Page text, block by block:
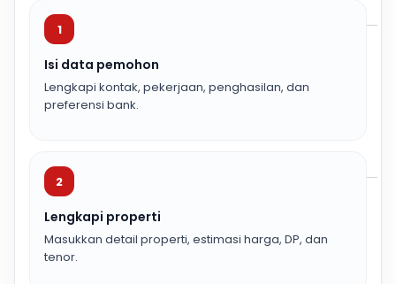
1
Isi data pemohon
Lengkapi kontak, pekerjaan, penghasilan, dan
preferensi bank.
2
Lengkapi properti
Masukkan detail properti, estimasi harga, DP, dan
tenor.